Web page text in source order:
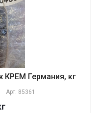
КРЕМ Германия, кг
Арт. 85361